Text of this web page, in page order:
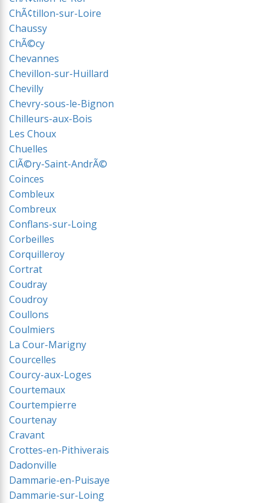
ChÃ¢tillon-sur-Loire
Chaussy
ChÃ©cy
Chevannes
Chevillon-sur-Huillard
Chevilly
Chevry-sous-le-Bignon
Chilleurs-aux-Bois
Les Choux
Chuelles
ClÃ©ry-Saint-AndrÃ©
Coinces
Combleux
Combreux
Conflans-sur-Loing
Corbeilles
Corquilleroy
Cortrat
Coudray
Coudroy
Coullons
Coulmiers
La Cour-Marigny
Courcelles
Courcy-aux-Loges
Courtemaux
Courtempierre
Courtenay
Cravant
Crottes-en-Pithiverais
Dadonville
Dammarie-en-Puisaye
Dammarie-sur-Loing